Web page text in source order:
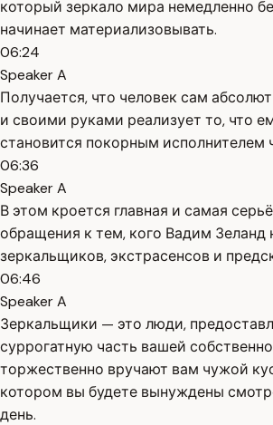
который зеркало мира немедленно
начинает материализовывать.
06:24
Speaker A
Получается, что человек сам
и своими руками реализует то, что
становится покорным исполнителем
06:36
Speaker A
В этом кроется главная и самая
обращения к тем, кого Вадим Зеланд
зеркальщиков, экстрасенсов и
06:46
Speaker A
Зеркальщики — это люди,
суррогатную часть вашей
торжественно вручают вам чужой
котором вы будете вынуждены
день.